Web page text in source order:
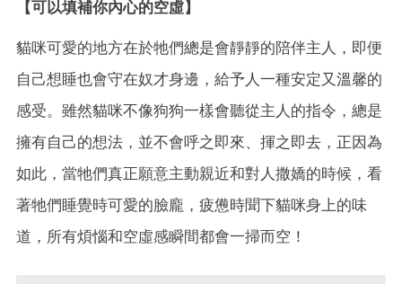
【可以填補你內心的空虛】
貓咪可愛的地方在於牠們總是會靜靜的陪伴主人，即便
自己想睡也會守在奴才身邊，給予人一種安定又溫馨的
感受。雖然貓咪不像狗狗一樣會聽從主人的指令，總是
擁有自己的想法，並不會呼之即來、揮之即去，正因為
如此，當牠們真正願意主動親近和對人撒嬌的時候，看
著牠們睡覺時可愛的臉龐，疲憊時聞下貓咪身上的味
道，所有煩惱和空虛感瞬間都會一掃而空！